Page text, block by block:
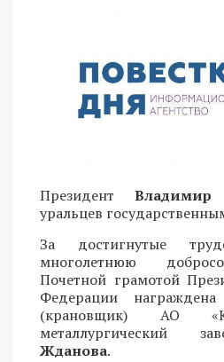
Президент
уральцев
За достигнутые
многолетнюю
Почетной грамотой
Федерации
(крановщик) АО
металлургический
Жданова.